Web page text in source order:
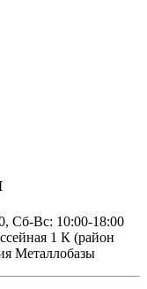
Сб-Вс: 10:00-18:00
1 К (район
Металлобазы